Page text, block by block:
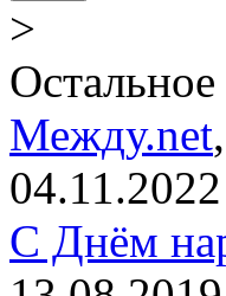
>
Между.net,
С Днём